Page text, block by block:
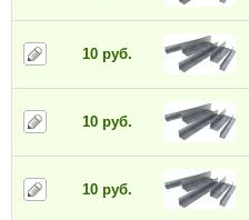
10 руб.
10 руб.
10 руб.